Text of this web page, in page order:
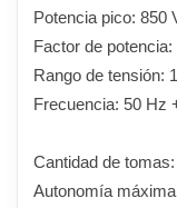
Potencia pico: 850
Factor de potencia:
Rango de tensión:
Frecuencia: 50 Hz
Cantidad de
Autonomía